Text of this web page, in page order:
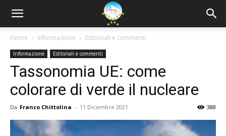
Home Informazione Editoriali e commenti
Informazione Editoriali e commenti
Tassonomia UE: come
colorare di verde il nucleare
Da Franco Chittolina - 11 Dicembre 2021 388